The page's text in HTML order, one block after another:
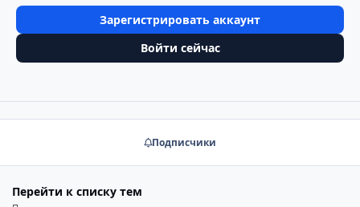
Зарегистрировать аккаунт
Войти сейчас
Подписчики
Перейти к списку тем